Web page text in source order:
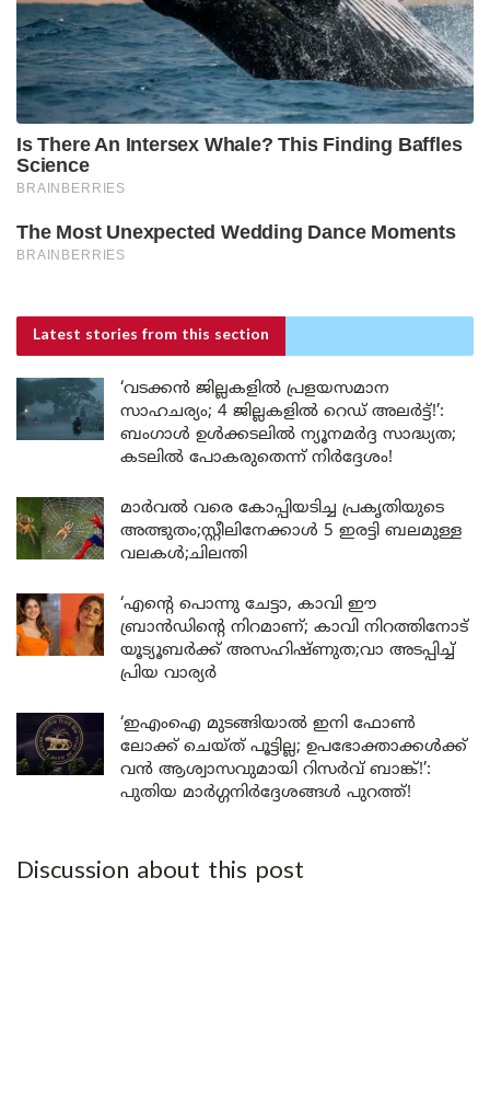
Latest stories from this section
‘വടക്കൻ ജില്ലകളിൽ പ്രളയസമാന
സാഹചര്യം; 4 ജില്ലകളിൽ റെഡ് അലർട്ട്!’:
ബംഗാൾ ഉൾക്കടലിൽ ന്യൂനമർദ്ദ സാദ്ധ്യത;
കടലിൽ പോകരുതെന്ന് നിർദ്ദേശം!
മാർവൽ വരെ കോപ്പിയടിച്ച പ്രകൃതിയുടെ
അത്ഭുതം;സ്റ്റീലിനേക്കാൾ 5 ഇരട്ടി ബലമുള്ള
വലകൾ;ചിലന്തി
‘എന്റെ പൊന്നു ചേട്ടാ, കാവി ഈ
ബ്രാൻഡിന്റെ നിറമാണ്; കാവി നിറത്തിനോട്
യൂട്യൂബർക്ക് അസഹിഷ്ണുത;വാ അടപ്പിച്ച്
പ്രിയ വാര്യർ
‘ഇഎംഐ മുടങ്ങിയാൽ ഇനി ഫോൺ
ലോക്ക് ചെയ്ത് പൂട്ടില്ല; ഉപഭോക്താക്കൾക്ക്
വൻ ആശ്വാസവുമായി റിസർവ് ബാങ്ക്!’:
പുതിയ മാർഗ്ഗനിർദ്ദേശങ്ങൾ പുറത്ത്!
Discussion about this post